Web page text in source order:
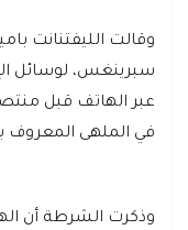
وقالت الليفتنانت
سبرينغس، لوسائل
عبر الهاتف قبل
في الملهى المعروف
وذكرت الشرطة أن